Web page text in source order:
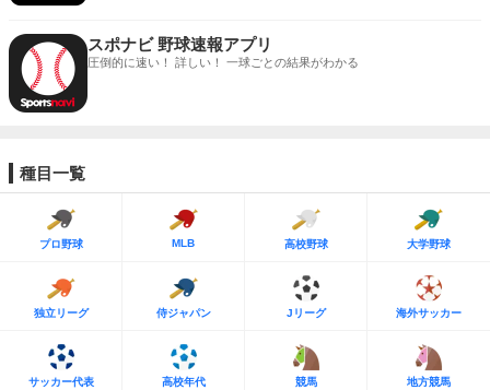
スポナビ 野球速報アプリ
圧倒的に速い！ 詳しい！ 一球ごとの結果がわかる
種目一覧
プロ野球 MLB 高校野球 大学野球
独立リーグ 侍ジャパン Jリーグ 海外サッカー
サッカー代表 高校年代 競馬 地方競馬